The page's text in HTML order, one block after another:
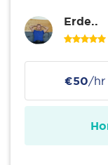
Erde..
€50/hr